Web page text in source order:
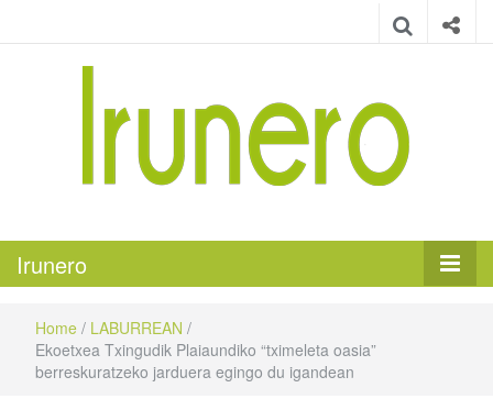
Irunero
Home / LABURREAN /
Ekoetxea Txingudik Plaiaundiko “tximeleta oasia”
berreskuratzeko jarduera egingo du igandean